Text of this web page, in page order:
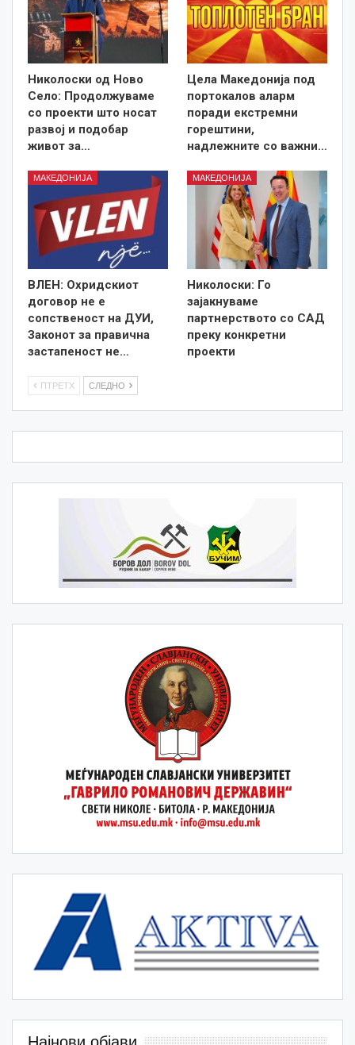
Николоски од Ново
Село: Продолжуваме
со проекти што носат
развој и подобар
живот за…
Цела Македонија под
портокалов аларм
поради екстремни
горештини,
надлежните со важни…
МАКЕДОНИЈА
ВЛЕН: Охридскиот
договор не е
сопственост на ДУИ,
Законот за правична
застапеност не…
МАКЕДОНИЈА
Николоски: Го
зајакнуваме
партнерството со САД
преку конкретни
проекти
ПТРЕТХ СЛЕДНО